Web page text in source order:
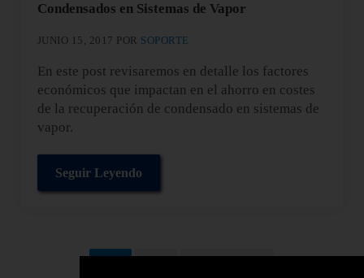
Condensados en Sistemas de Vapor
JUNIO 15, 2017 POR SOPORTE
En este post revisaremos en detalle los factores
económicos que impactan en el ahorro en costes
de la recuperación de condensado en sistemas de
vapor.
Seguir LeyendoAhorro en Costes de la Recuperación de